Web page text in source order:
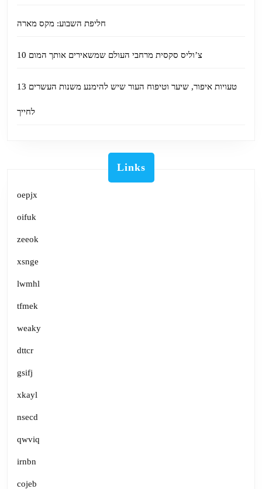
חליפת השבוע: מקס מארה
10 צ’וליס סקסית מרחבי העולם שמשאירים אותך המום
13 טעויות איפור, שיער וטיפוח העור שיש להימנע משנות העשרים
לחייך
Links
oepjx
oifuk
zeeok
xsnge
lwmhl
tfmek
weaky
dttcr
gsifj
xkayl
nsecd
qwviq
irnbn
cojeb